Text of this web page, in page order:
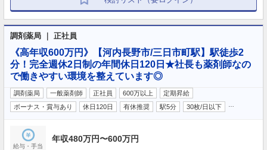
調剤薬局 ｜ 正社員
《高年収600万円》【河内長野市/三日市町駅】駅徒歩2
分！完全週休2日制の年間休日120日★社長も薬剤師なの
で働きやすい環境を整えています◎
調剤薬局 一般薬剤師 正社員 600万以上
定期昇給
ボーナス・賞与あり
休日120日 有休推奨 駅5分 30枚/日以下
給与・手当
年収480万円〜600万円